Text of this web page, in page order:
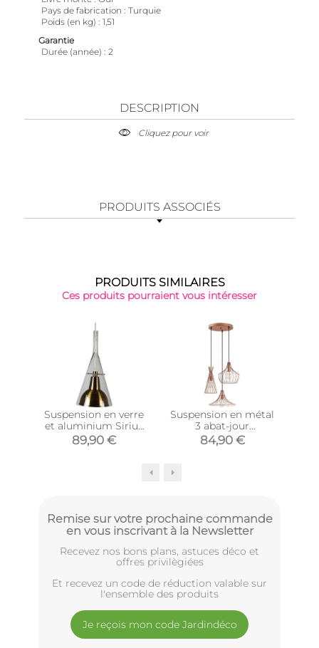
Pays de fabrication
Turquie
Poids (en kg)
1,51
Garantie
Durée (année)
2
DESCRIPTION
Cliquez pour voir
PRODUITS ASSOCIÉS
PRODUITS SIMILAIRES
Ces produits pourraient vous intéresser
Suspension en verre
et aluminium Sirius
(Cuivré)
89,90 €
Suspension en métal
3 abat-jour
Mezopotamya
84,90 €
Remise sur votre prochaine commande
en vous inscrivant à la Newsletter
Recevez nos bons plans, astuces déco et
offres privilègiées
Et recevez un code de réduction valable sur
l'ensemble des produits
Je reçois mon code Jardindéco